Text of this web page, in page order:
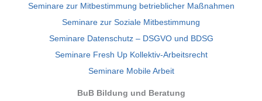
Seminare zur Mitbestimmung betrieblicher Maßnahmen
Seminare zur Soziale Mitbestimmung
Seminare Datenschutz – DSGVO und BDSG
Seminare Fresh Up Kollektiv-Arbeitsrecht
Seminare Mobile Arbeit
BuB Bildung und Beratung